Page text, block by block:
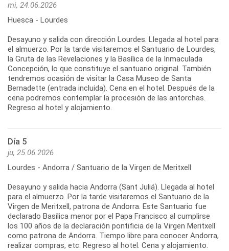
mi, 24.06.2026
Huesca - Lourdes
Desayuno y salida con dirección Lourdes. Llegada al hotel para
el almuerzo. Por la tarde visitaremos el Santuario de Lourdes,
la Gruta de las Revelaciones y la Basílica de la Inmaculada
Concepción, lo que constituye el santuario original. También
tendremos ocasión de visitar la Casa Museo de Santa
Bernadette (entrada incluida). Cena en el hotel. Después de la
cena podremos contemplar la procesión de las antorchas.
Regreso al hotel y alojamiento.
Día 5
ju, 25.06.2026
Lourdes - Andorra / Santuario de la Virgen de Meritxell
Desayuno y salida hacia Andorra (Sant Juliá). Llegada al hotel
para el almuerzo. Por la tarde visitaremos el Santuario de la
Virgen de Meritxell, patrona de Andorra. Este Santuario fue
declarado Basílica menor por el Papa Francisco al cumplirse
los 100 años de la declaración pontificia de la Virgen Meritxell
como patrona de Andorra. Tiempo libre para conocer Andorra,
realizar compras, etc. Regreso al hotel. Cena y alojamiento.